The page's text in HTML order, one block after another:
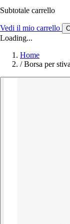
Subtotale carrello
Vedi il mio carrello
Loading...
Home
/ Borsa per